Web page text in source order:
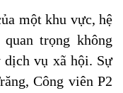
một khu vực, hệ
trọng không
dịch vụ xã hội. Sự
Công viên P2